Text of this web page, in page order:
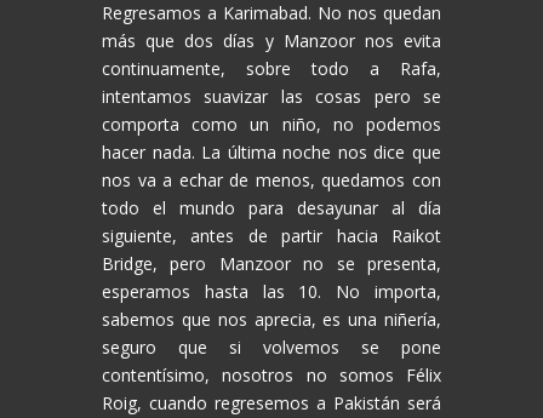
Regresamos a Karimabad. No nos quedan
más que dos días y Manzoor nos evita
continuamente, sobre todo a Rafa,
intentamos suavizar las cosas pero se
comporta como un niño, no podemos
hacer nada. La última noche nos dice que
nos va a echar de menos, quedamos con
todo el mundo para desayunar al día
siguiente, antes de partir hacia Raikot
Bridge, pero Manzoor no se presenta,
esperamos hasta las 10. No importa,
sabemos que nos aprecia, es una niñería,
seguro que si volvemos se pone
contentísimo, nosotros no somos Félix
Roig, cuando regresemos a Pakistán será